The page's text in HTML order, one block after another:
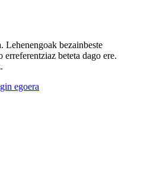
Lehenengoak bezainbeste
beteta dago ere.
egoera